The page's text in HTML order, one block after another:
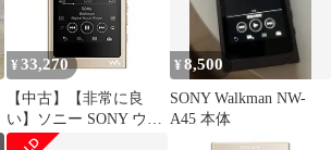
¥ 33,270
【中古】【非常に良
い】ソニー SONY ウォ
ークマン Aシリーズ
¥8,500
SONY Walkman NW-
A45 本体